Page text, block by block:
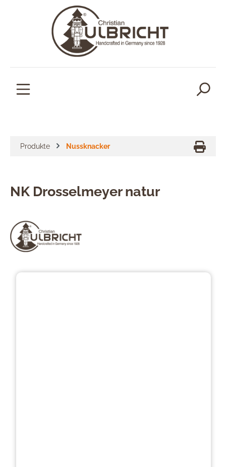
Produkte Nussknacker
NK Drosselmeyer natur